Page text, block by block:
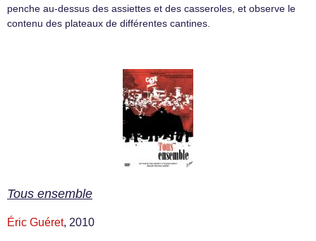
penche au-dessus des assiettes et des casseroles, et observe le
contenu des plateaux de différentes cantines.
Tous ensemble
Éric Guéret, 2010